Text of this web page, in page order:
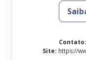
Contato:
Site: https://